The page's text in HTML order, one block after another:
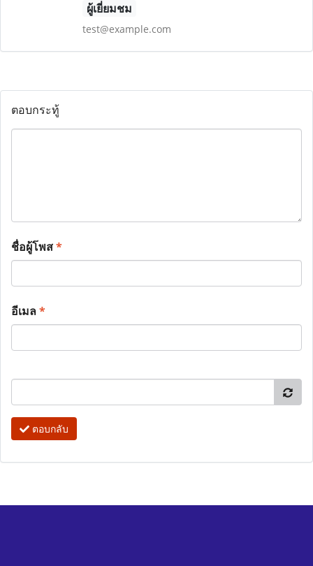
ผู้เยี่ยมชม
test@example.com
ตอบกระทู้
ชื่อผู้โพส*
อีเมล*
ตอบกลับ